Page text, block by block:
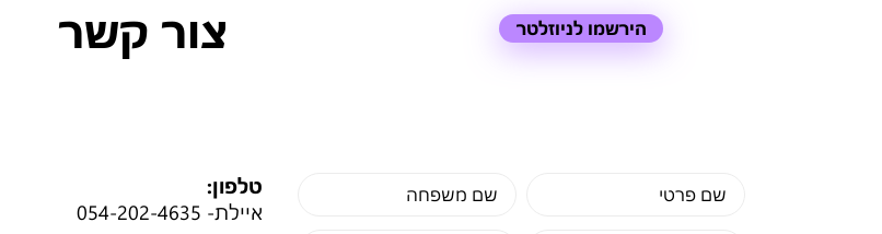
צור קשר הירשמו לניוזלטר
טלפון:
איילת- 054-202-4635